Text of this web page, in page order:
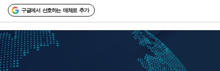
구글에서 선호하는 매체로 추가